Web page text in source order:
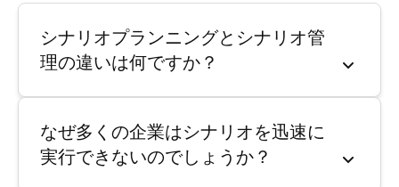
シナリオプランニングとシナリオ管
理の違いは何ですか？
なぜ多くの企業はシナリオを迅速に
実行できないのでしょうか？